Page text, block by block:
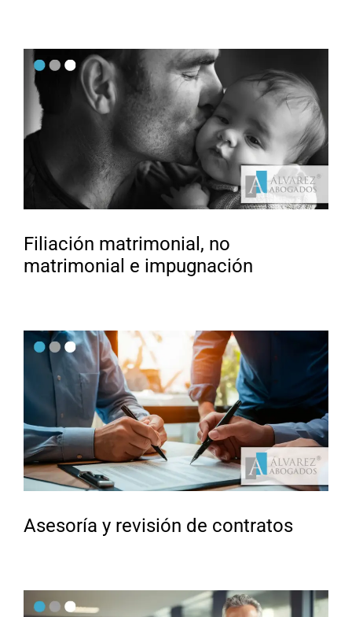
Filiación matrimonial, no
matrimonial e impugnación
Asesoría y revisión de contratos